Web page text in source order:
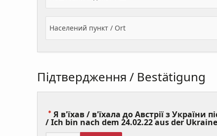
Населений пункт / Ort
Підтвердження / Bestätigung
Я в'їхав / в'їхала до Австрії з України
/ Ich bin nach dem 24.02.22 aus der